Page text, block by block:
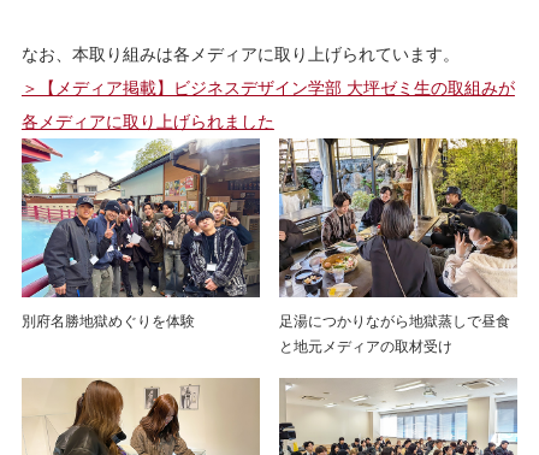
なお、本取り組みは各メディアに取り上げられています。
＞【メディア掲載】ビジネスデザイン学部 大坪ゼミ生の取組みが
各メディアに取り上げられました
別府名勝地獄めぐりを体験
足湯につかりながら地獄蒸しで昼食
と地元メディアの取材受け